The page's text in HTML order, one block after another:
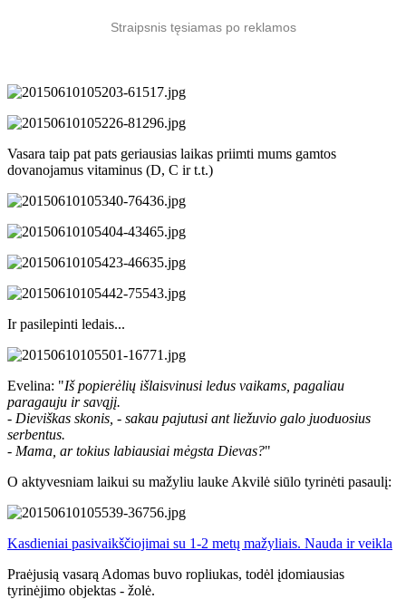
Straipsnis tęsiamas po reklamos
Vasara taip pat pats geriausias laikas priimti mums gamtos
dovanojamus vitaminus (D, C ir t.t.)
Ir pasilepinti ledais...
Evelina: "Iš popierėlių išlaisvinusi ledus vaikams, pagaliau
paragauju ir savąjį.
- Dieviškas skonis, - sakau pajutusi ant liežuvio galo juoduosius
serbentus.
- Mama, ar tokius labiausiai mėgsta Dievas?"
O aktyvesniam laikui su mažyliu lauke Akvilė siūlo tyrinėti pasaulį:
Kasdieniai pasivaikščiojimai su 1-2 metų mažyliais. Nauda ir veikla
Praėjusią vasarą Adomas buvo ropliukas, todėl įdomiausias
tyrinėjimo objektas - žolė.